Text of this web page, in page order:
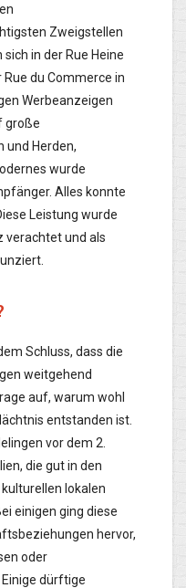
Zweigstellen
sich in der Rue Heine
du Commerce in
Werbeanzeigen
große
und Herden,
wurde
Alles konnte
Leistung wurde
verachtet und als
Schluss, dass die
weitgehend
auf, warum wohl
entstanden ist.
vor dem 2.
die gut in den
lokalen
einigen ging diese
hervor,
oder
dürftige